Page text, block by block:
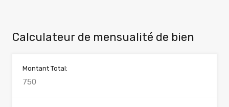
Calculateur de mensualité de bien
Montant Total: